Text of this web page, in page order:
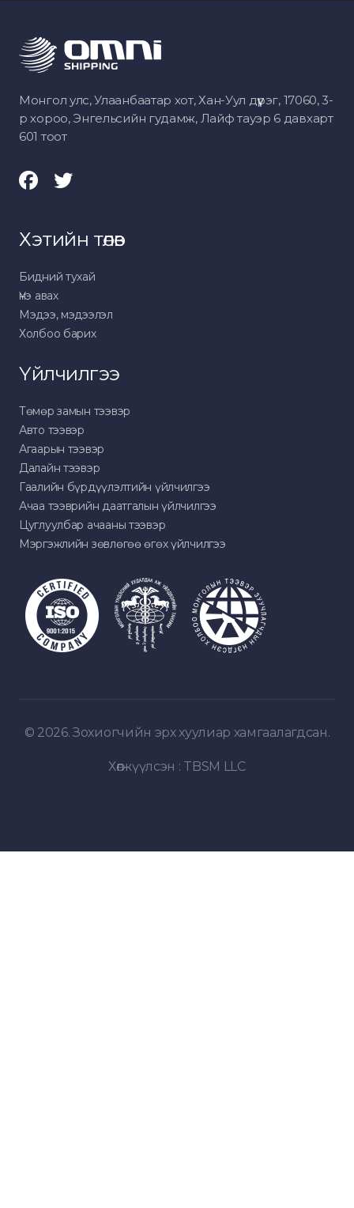
Монгол улс, Улаанбаатар хот, Хан-Уул дүүрэг, 17060, 3-
р хороо, Энгельсийн гудамж, Лайф тауэр 6 давхарт
601 тоот
Хэтийн төлөв
Бидний тухай
Үнэ авах
Мэдээ, мэдээлэл
Холбоо барих
Үйлчилгээ
Төмөр замын тээвэр
Авто тээвэр
Агаарын тээвэр
Далайн тээвэр
Гаалийн бүрдүүлэлтийн үйлчилгээ
Ачаа тээврийн даатгалын үйлчилгээ
Цуглуулбар ачааны тээвэр
Мэргэжлийн зөвлөгөө өгөх үйлчилгээ
© 2026. Зохиогчийн эрх хуулиар хамгаалагдсан.
Хөгжүүлсэн : TBSM LLC